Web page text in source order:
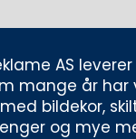
AS
mange år
bildekor,
og mye